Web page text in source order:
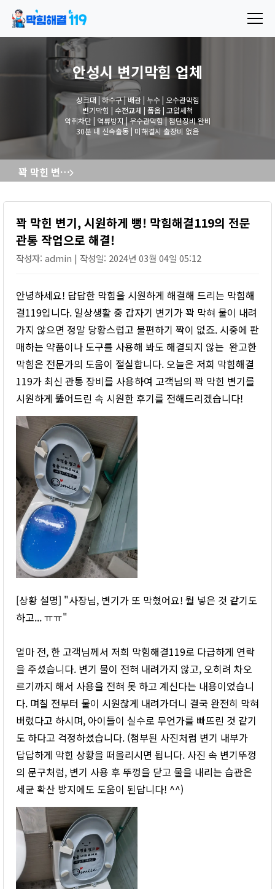
안성시 변기막힘 업체
싱크대 | 하수구 | 배관 | 누수 | 오수관막힘
변기막힘 | 수전교체 | 폽옵 | 고압세척
악취차단 | 역류방지 | 우수관막힘 | 첨단장비 완비
30분 내 신속출동 | 미해결시 출장비 없음
꽉 막힌 변기, 시원하게 뻥! 막힘해결119의 전문 관통 작업으로 해결!
꽉 막힌 변기, 시원하게 뻥! 막힘해결119의 전문
관통 작업으로 해결!
작성자: admin | 작성일: 2024년 03월 04일 05:12
안녕하세요! 답답한 막힘을 시원하게 해결해 드리는 막힘해
결119입니다. 일상생활 중 갑자기 변기가 꽉 막혀 물이 내려
가지 않으면 정말 당황스럽고 불편하기 짝이 없죠. 시중에 판
매하는 약품이나 도구를 사용해 봐도 해결되지 않는 완고한
막힘은 전문가의 도움이 절실합니다. 오늘은 저희 막힘해결
119가 최신 관통 장비를 사용하여 고객님의 꽉 막힌 변기를
시원하게 뚫어드린 속 시원한 후기를 전해드리겠습니다!
[상황 설명] "사장님, 변기가 또 막혔어요! 뭘 넣은 것 같기도
하고... ㅠㅠ"
얼마 전, 한 고객님께서 저희 막힘해결119로 다급하게 연락
을 주셨습니다. 변기 물이 전혀 내려가지 않고, 오히려 차오
르기까지 해서 사용을 전혀 못 하고 계신다는 내용이었습니
다. 며칠 전부터 물이 시원찮게 내려가더니 결국 완전히 막혀
버렸다고 하시며, 아이들이 실수로 무언가를 빠뜨린 것 같기
도 하다고 걱정하셨습니다. (첨부된 사진처럼 변기 내부가
답답하게 막힌 상황을 떠올리시면 됩니다. 사진 속 변기뚜껑
의 문구처럼, 변기 사용 후 뚜껑을 닫고 물을 내리는 습관은
세균 확산 방지에도 도움이 된답니다! ^^)